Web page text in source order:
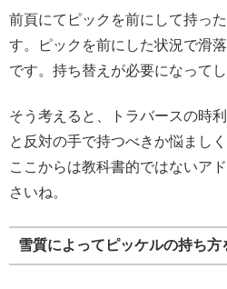
前頁にてピックを前にして持っ
す。ピックを前にした状況で滑
です。持ち替えが必要になってし
そう考えると、トラバースの時
と反対の手で持つべきか悩ましく
ここからは教科書的ではないア
さいね。
雪質によってピッケルの持ち方